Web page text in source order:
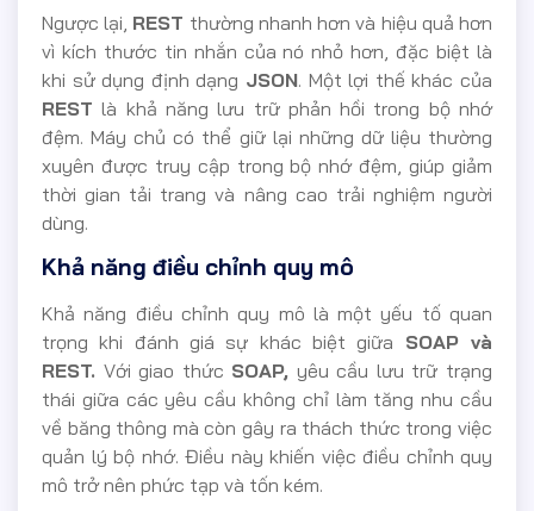
Ngược lại, REST thường nhanh hơn và hiệu quả hơn
vì kích thước tin nhắn của nó nhỏ hơn, đặc biệt là
khi sử dụng định dạng JSON. Một lợi thế khác của
REST là khả năng lưu trữ phản hồi trong bộ nhớ
đệm. Máy chủ có thể giữ lại những dữ liệu thường
xuyên được truy cập trong bộ nhớ đệm, giúp giảm
thời gian tải trang và nâng cao trải nghiệm người
dùng.
Khả năng điều chỉnh quy mô
Khả năng điều chỉnh quy mô là một yếu tố quan
trọng khi đánh giá sự khác biệt giữa SOAP và
REST. Với giao thức SOAP, yêu cầu lưu trữ trạng
thái giữa các yêu cầu không chỉ làm tăng nhu cầu
về băng thông mà còn gây ra thách thức trong việc
quản lý bộ nhớ. Điều này khiến việc điều chỉnh quy
mô trở nên phức tạp và tốn kém.